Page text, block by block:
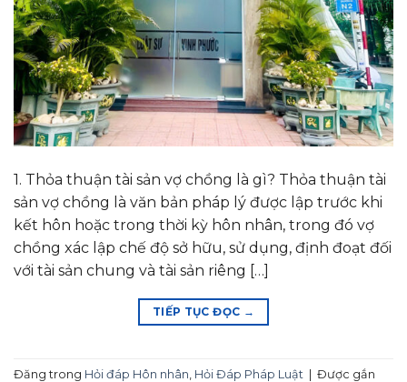
1. Thỏa thuận tài sản vợ chồng là gì? Thỏa thuận tài
sản vợ chồng là văn bản pháp lý được lập trước khi
kết hôn hoặc trong thời kỳ hôn nhân, trong đó vợ
chồng xác lập chế độ sở hữu, sử dụng, định đoạt đối
với tài sản chung và tài sản riêng […]
TIẾP TỤC ĐỌC →
Đăng trong Hỏi đáp Hôn nhân Hỏi Đáp Pháp Luật
Được gắn